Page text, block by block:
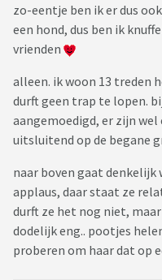
zo-eentje ben ik er dus
een hond, dus ben ik
vrienden
alleen. ik woon 13 treden
durft geen trap te lopen.
aangemoedigd, er zijn
uitsluitend op de begane
naar boven gaat denkelijk
applaus, daar staat ze
durft ze het nog niet,
dodelijk eng.. pootjes
proberen om haar dat op